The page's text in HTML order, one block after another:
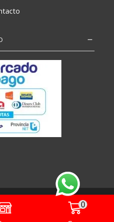
derechos reservados
0